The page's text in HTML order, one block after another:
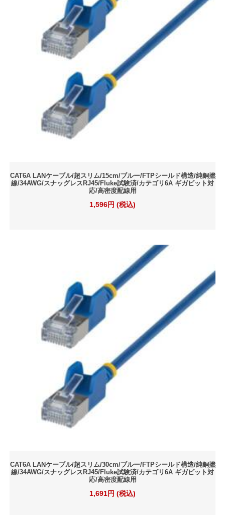
CAT6A LANケーブル/超スリム/15cm/ブルー/FTPシールド構造/純銅撚
線/34AWG/スナッグレスRJ45/Fluke試験済/カテゴリ6A ギガビット対
応/高密度配線用
1,596円 (税込)
CAT6A LANケーブル/超スリム/30cm/ブルー/FTPシールド構造/純銅撚
線/34AWG/スナッグレスRJ45/Fluke試験済/カテゴリ6A ギガビット対
応/高密度配線用
1,691円 (税込)